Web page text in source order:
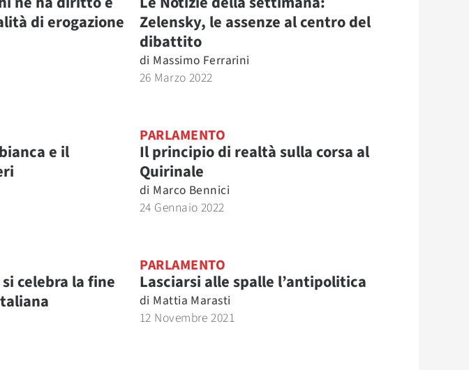
di erogazione
Zelensky, le assenze al centro del
dibattito
di Massimo Ferrarini
26 Marzo 2022
e il
PARLAMENTO
Il principio di realtà sulla corsa al
Quirinale
di Marco Bennici
24 Gennaio 2022
celebra la fine
PARLAMENTO
Lasciarsi alle spalle l’antipolitica
di Mattia Marasti
12 Novembre 2021